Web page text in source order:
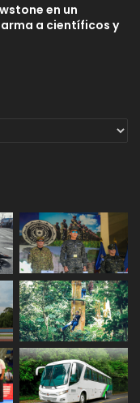
en un
a científicos y